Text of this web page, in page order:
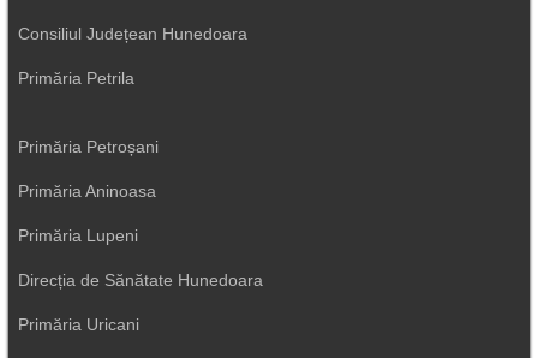
Consiliul Județean Hunedoara
Primăria Petrila
Primăria Petroșani
Primăria Aninoasa
Primăria Lupeni
Direcția de Sănătate Hunedoara
Primăria Uricani